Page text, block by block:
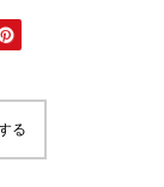
る